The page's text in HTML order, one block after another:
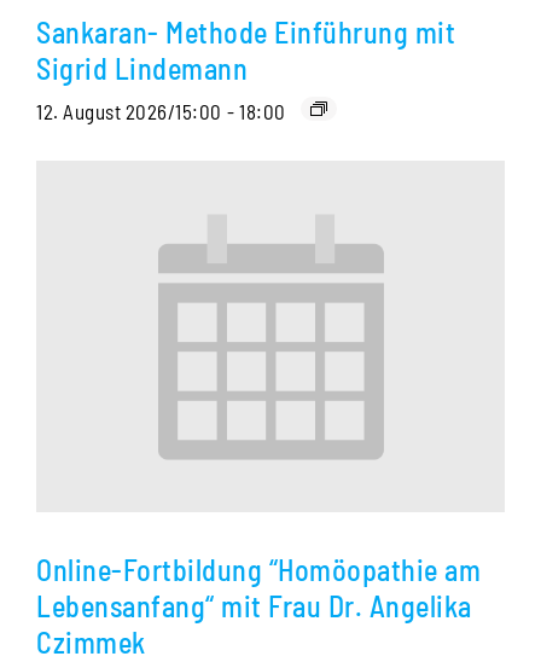
Sankaran- Methode Einführung mit
Sigrid Lindemann
12. August 2026/15:00 - 18:00
Online-Fortbildung “Homöopathie am
Lebensanfang“ mit Frau Dr. Angelika
Czimmek